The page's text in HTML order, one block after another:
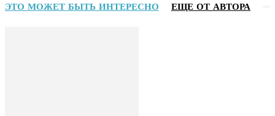
ЭТО МОЖЕТ БЫТЬ ИНТЕРЕСНО ЕЩЕ ОТ АВТОРА